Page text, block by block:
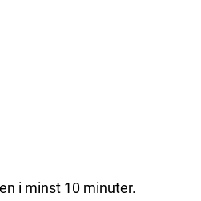
i minst 10 minuter.